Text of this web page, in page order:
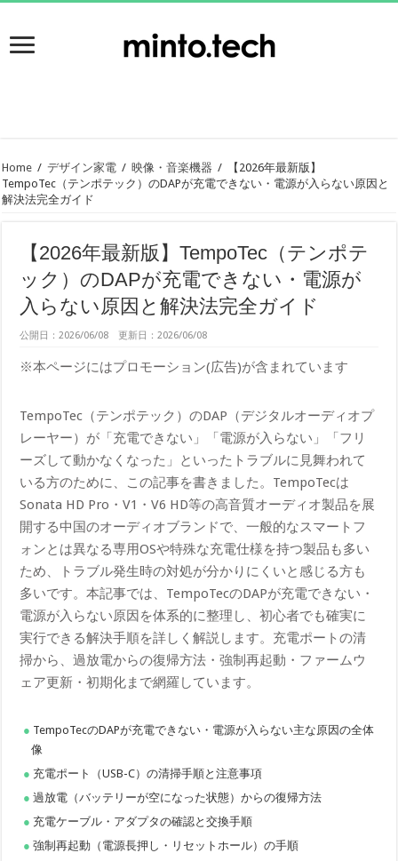
Home / デザイン家電 / 映像・音楽機器 /
【2026年最新版】
TempoTec（テンポテック）のDAPが充電できない・電源が入らない原因と
解決法完全ガイド
【2026年最新版】TempoTec（テンポテ
ック）のDAPが充電できない・電源が
入らない原因と解決法完全ガイド
公開日：2026/06/08 更新日：2026/06/08
※本ページにはプロモーション(広告)が含まれています
TempoTec（テンポテック）のDAP（デジタルオーディオプ
レーヤー）が「充電できない」「電源が入らない」「フリ
ーズして動かなくなった」といったトラブルに見舞われて
いる方のために、この記事を書きました。TempoTecは
Sonata HD Pro・V1・V6 HD等の高音質オーディオ製品を展
開する中国のオーディオブランドで、一般的なスマートフ
ォンとは異なる専用OSや特殊な充電仕様を持つ製品も多い
ため、トラブル発生時の対処が分かりにくいと感じる方も
多いです。本記事では、TempoTecのDAPが充電できない・
電源が入らない原因を体系的に整理し、初心者でも確実に
実行できる解決手順を詳しく解説します。充電ポートの清
掃から、過放電からの復帰方法・強制再起動・ファームウ
ェア更新・初期化まで網羅しています。
TempoTecのDAPが充電できない・電源が入らない主な原因の全体
像
充電ポート（USB-C）の清掃手順と注意事項
過放電（バッテリーが空になった状態）からの復帰方法
充電ケーブル・アダプタの確認と交換手順
強制再起動（電源長押し・リセットホール）の手順